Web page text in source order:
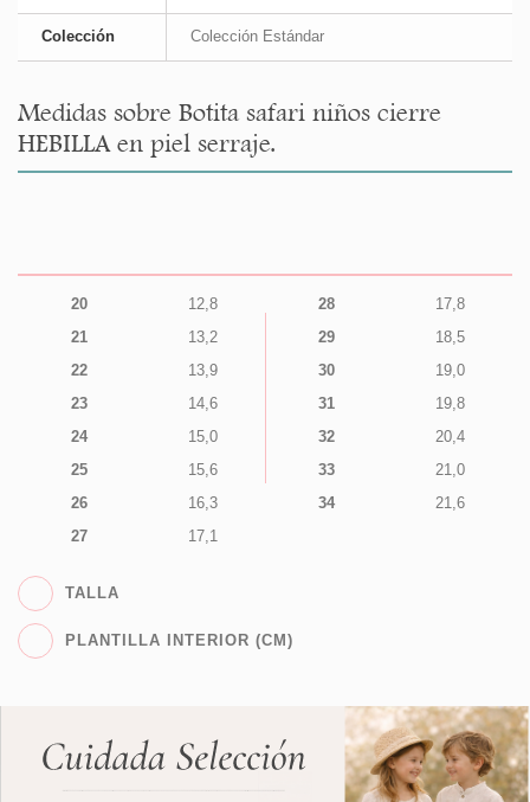
Colección Colección Estándar
Medidas sobre Botita safari niños cierre
HEBILLA en piel serraje.
20
12,8
21
13,2
22
13,9
23
14,6
24
15,0
25
15,6
26
16,3
27
17,1
28
17,8
29
18,5
30
19,0
31
19,8
32
20,4
33
21,0
34
21,6
TALLA
PLANTILLA INTERIOR (CM)